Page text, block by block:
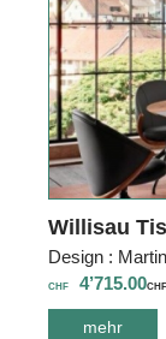
Willisau
Design :
CHF 4’715.00CHF
mehr